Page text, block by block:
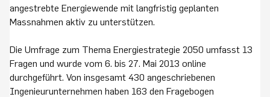
angestrebte Energiewende mit langfristig geplanten
Massnahmen aktiv zu unterstützen.
Die Umfrage zum Thema Energiestrategie 2050 umfasst 13
Fragen und wurde vom 6. bis 27. Mai 2013 online
durchgeführt. Von insgesamt 430 angeschriebenen
Ingenieurunternehmen haben 163 den Fragebogen